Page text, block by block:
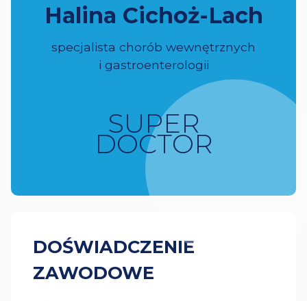
Halina Cichoż-Lach
specjalista chorób wewnętrznych
i gastroenterologii
SUPER
DOCTOR
DOŚWIADCZENIE
ZAWODOWE